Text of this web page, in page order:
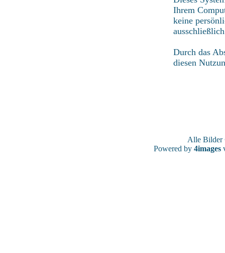
Ihrem
keine
Durch das
diesen
Alle
Powered by 4images